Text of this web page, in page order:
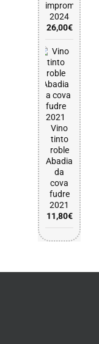
impromptu
2024
26,00€
Vino
tinto
roble
Abadia
da
cova
fudre
2021
11,80€